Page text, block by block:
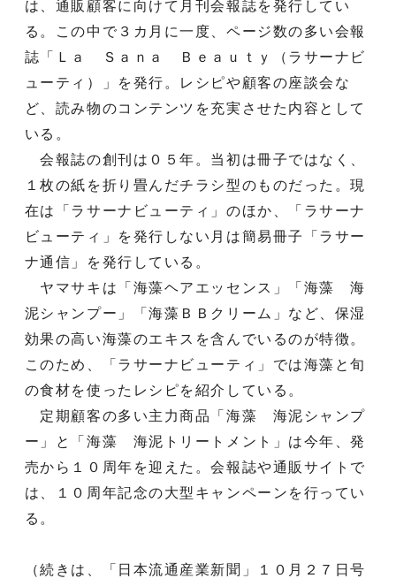
は、通販顧客に向けて月刊会報誌を発行してい
る。この中で３カ月に一度、ページ数の多い会報
誌「Ｌａ Ｓａｎａ Ｂｅａｕｔｙ（ラサーナビ
ューティ）」を発行。レシピや顧客の座談会な
ど、読み物のコンテンツを充実させた内容として
いる。
会報誌の創刊は０５年。当初は冊子ではなく、
１枚の紙を折り畳んだチラシ型のものだった。現
在は「ラサーナビューティ」のほか、「ラサーナ
ビューティ」を発行しない月は簡易冊子「ラサー
ナ通信」を発行している。
ヤマサキは「海藻ヘアエッセンス」「海藻 海
泥シャンプー」「海藻ＢＢクリーム」など、保湿
効果の高い海藻のエキスを含んでいるのが特徴。
このため、「ラサーナビューティ」では海藻と旬
の食材を使ったレシピを紹介している。
定期顧客の多い主力商品「海藻 海泥シャンプ
ー」と「海藻 海泥トリートメント」は今年、発
売から１０周年を迎えた。会報誌や通販サイトで
は、１０周年記念の大型キャンペーンを行ってい
る。
（続きは、「日本流通産業新聞」１０月２７日号